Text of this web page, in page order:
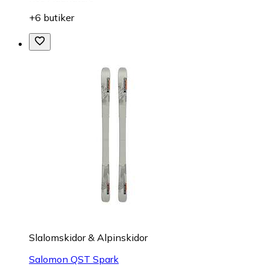
+6 butiker
Slalomskidor & Alpinskidor
Salomon QST Spark